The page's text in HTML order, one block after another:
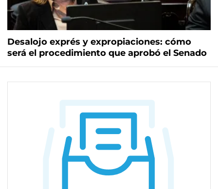
Desalojo exprés y expropiaciones: cómo
será el procedimiento que aprobó el Senado